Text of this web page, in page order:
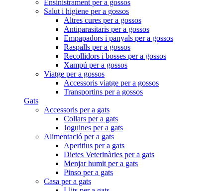
Ensinistrament per a gossos
Salut i higiene per a gossos
Altres cures per a gossos
Antiparasitaris per a gossos
Empapadors i panyals per a gossos
Raspalls per a gossos
Recollidors i bosses per a gossos
Xampú per a gossos
Viatge per a gossos
Accessoris viatge per a gossos
Transportins per a gossos
Gats
Accessoris per a gats
Collars per a gats
Joguines per a gats
Alimentació per a gats
Aperitius per a gats
Dietes Veterinàries per a gats
Menjar humit per a gats
Pinso per a gats
Casa per a gats